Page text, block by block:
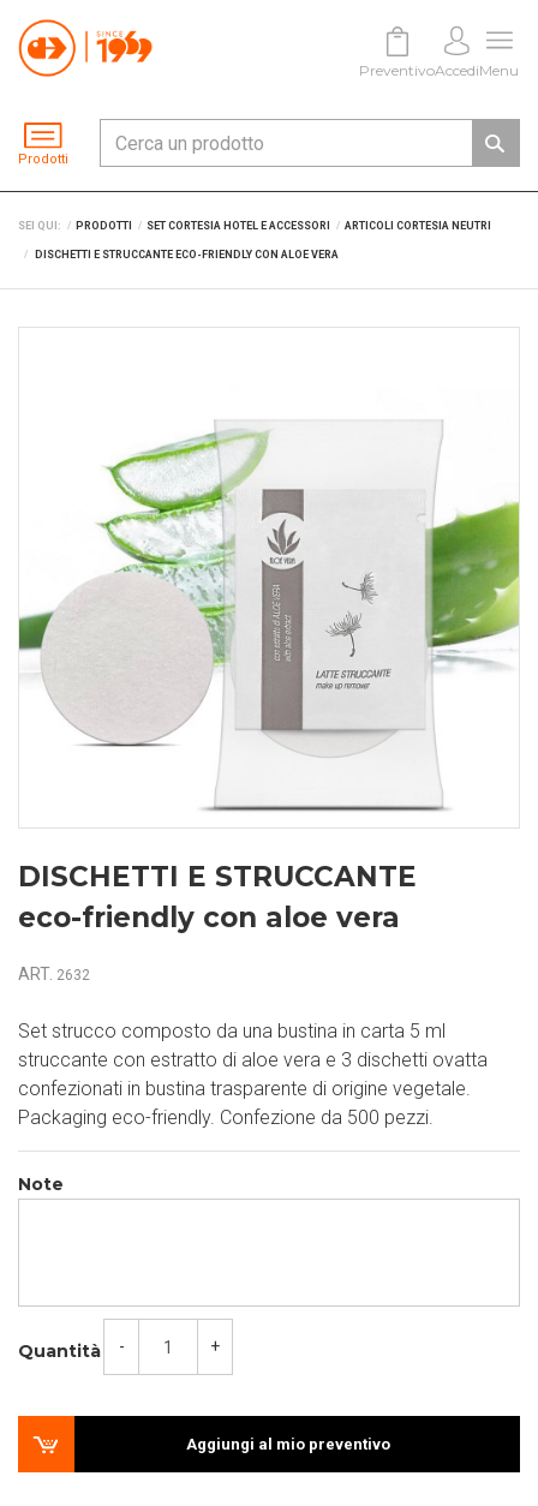
Prodotti
PreventivoAccediMenu
SEI QUI: PRODOTTI SET CORTESIA HOTEL E ACCESSORI ARTICOLI CORTESIA NEUTRI
DISCHETTI E STRUCCANTE ECO-FRIENDLY CON ALOE VERA
DISCHETTI E STRUCCANTE
eco-friendly con aloe vera
ART. 2632
Set strucco composto da una bustina in carta 5 ml
struccante con estratto di aloe vera e 3 dischetti ovatta
confezionati in bustina trasparente di origine vegetale.
Packaging eco-friendly. Confezione da 500 pezzi.
Note
Quantità - +
Aggiungi al mio preventivo